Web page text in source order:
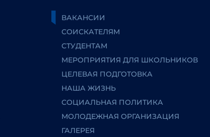
ВАКАНСИИ
СОИСКАТЕЛЯМ
СТУДЕНТАМ
МЕРОПРИЯТИЯ ДЛЯ ШКОЛЬНИКОВ
ЦЕЛЕВАЯ ПОДГОТОВКА
НАША ЖИЗНЬ
СОЦИАЛЬНАЯ ПОЛИТИКА
МОЛОДЕЖНАЯ ОРГАНИЗАЦИЯ
ГАЛЕРЕЯ